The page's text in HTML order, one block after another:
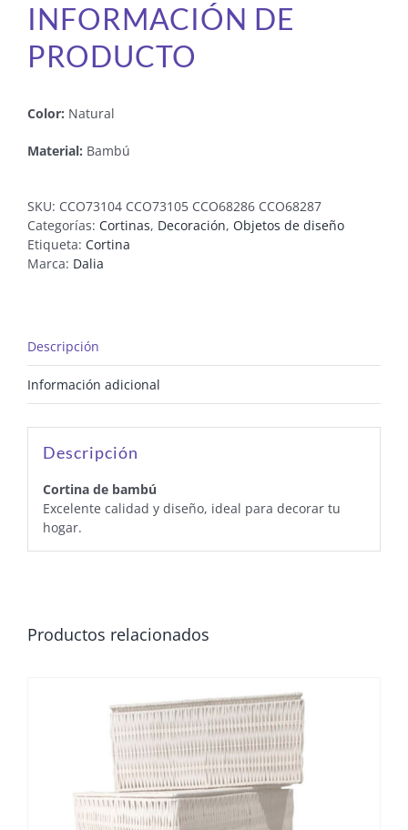
INFORMACIÓN DE
PRODUCTO
Color: Natural
Material: Bambú
SKU: CCO73104 CCO73105 CCO68286 CCO68287
Categorías: Cortinas, Decoración, Objetos de diseño
Etiqueta: Cortina
Marca: Dalia
Descripción
Información adicional
Descripción
Cortina de bambú
Excelente calidad y diseño, ideal para decorar tu
hogar.
Productos relacionados